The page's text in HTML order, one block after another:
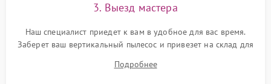
3. Выезд мастера
Наш специалист приедет к вам в удобное для вас время.
Заберет ваш вертикальный пылесос и привезет на склад для
Подробнее